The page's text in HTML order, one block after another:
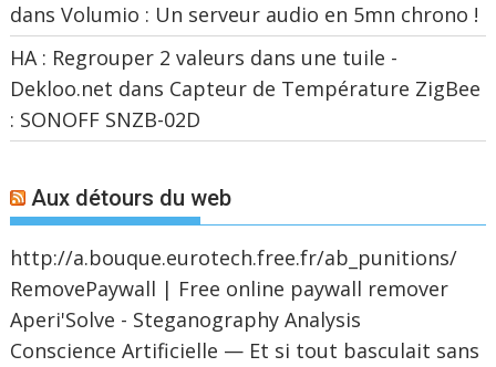
dansVolumio : Un serveur audio en 5mn chrono !
HA : Regrouper 2 valeurs dans une tuile -
Dekloo.net dans Capteur de Température ZigBee
: SONOFF SNZB-02D
Aux détours du web
http://a.bouque.eurotech.free.fr/ab_punitions/
RemovePaywall | Free online paywall remover
Aperi'Solve - Steganography Analysis
Conscience Artificielle — Et si tout basculait sans